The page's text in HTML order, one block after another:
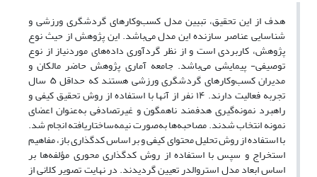
هدف از این تحقیق، تبیین مدل کسب‌‏‌وکارهای گردشگری ورزشی و
شناسایی عناصر سازنده این مدل می‌باشد. این پژوهش از حیث نوع
پژوهش، کاربردی است و از نظر گردآوری داده‌های موردنیاز از نوع
توصیفی- پیمایشی می‌باشد. جامعه آماری پژوهش حاضر مالکان و
مدیران کسب‌وکارهای گردشگری ورزشی هستند که حداقل ۵ سال
تجربه فعالیت دارند. ۱۴ نفر از آنها با استفاده از روش تحقیق کیفی و
راهبرد نمونه‌گیری هدفمند ناهمگون و غیر‏تصادفی به‌عنوان اعضای
نمونه انتخاب شدند. مصاحبه‌ها به‌صورت نیمه‌‏ساختاریافته انجام شد.
با استفاده از روش تحلیل محتوای کیفی و بر اساس کدگذاری باز، مفاهیم
استخراج و سپس با استفاده از روش کدگذاری محوری مؤلفه‏‌ها بر
اساس ابعاد مدل استروالدر تعیین گردیدند. در نهایت تصویر کلانی از